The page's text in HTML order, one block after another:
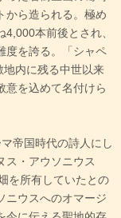
から造られる。極め
本前後とされ、
度を誇る。「シャペ
地内に残る中世以来
意を込めて名付けら
帝国時代の詩人にし
ス・アウソニウス
を所有していたとの
ニウスへのオマージ